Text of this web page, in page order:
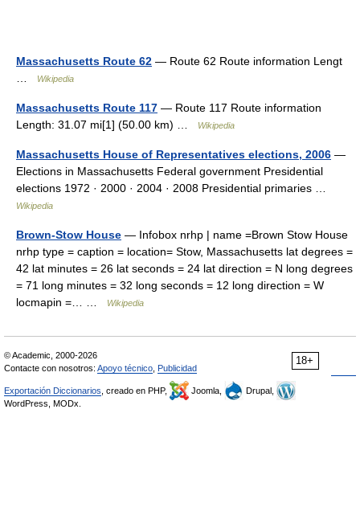
Massachusetts Route 62 — Route 62 Route information Lengt
Wikipedia
Massachusetts Route 117 — Route 117 Route information
Length: 31.07 mi[1] (50.00 km) …
Wikipedia
Massachusetts House of Representatives elections, 2006 —
Elections in Massachusetts Federal government Presidential
elections 1972 · 2000 · 2004 · 2008 Presidential primaries …
Wikipedia
Brown-Stow House — Infobox nrhp | name =Brown Stow House
nrhp type = caption = location= Stow, Massachusetts lat degrees =
42 lat minutes = 26 lat seconds = 24 lat direction = N long degrees
= 71 long minutes = 32 long seconds = 12 long direction = W
locmapin =… …
Wikipedia
18+
© Academic, 2000-2026
Contacte con nosotros: Apoyo técnico Publicidad
Exportación Diccionarios , creado en PHP, Joomla,
Drupal,
WordPress, MODx.